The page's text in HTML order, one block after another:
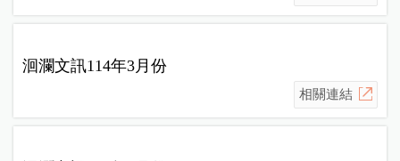
洄瀾文訊114年3月份
相關連結